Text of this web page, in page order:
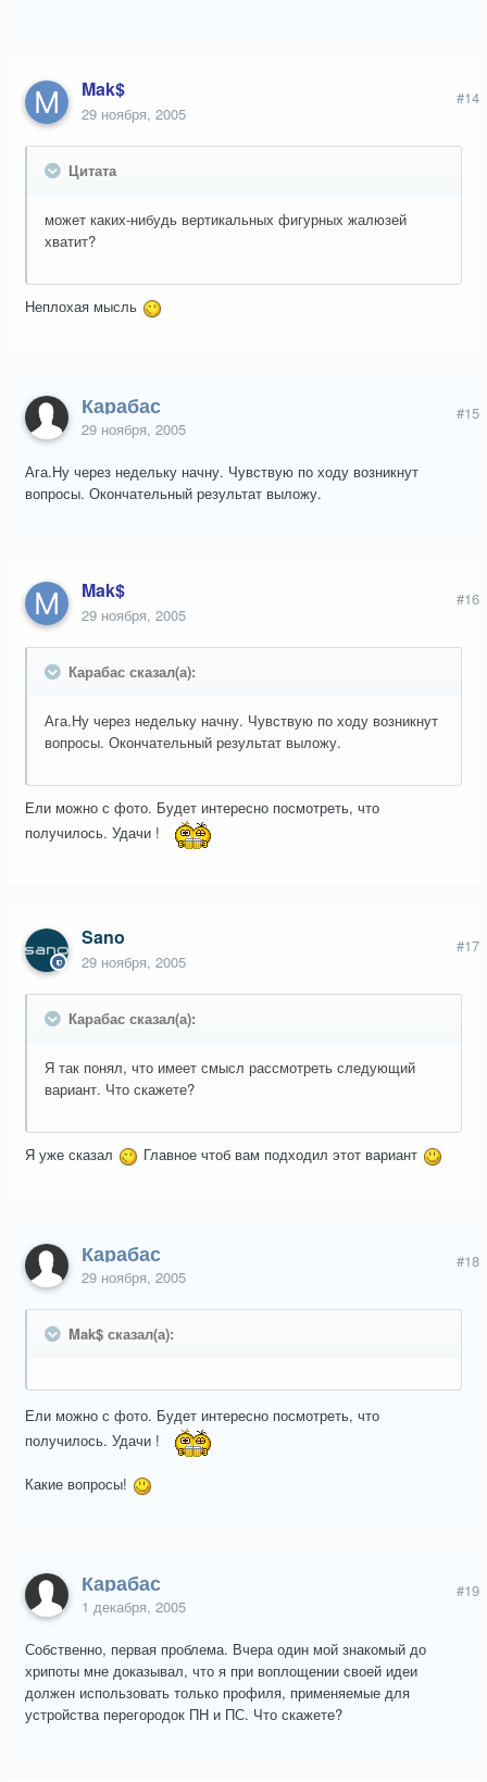
Mak$
29 ноября, 2005
#14
Цитата
может каких-нибудь вертикальных фигурных жалюзей
хватит?
Неплохая мысль
Карабас
29 ноября, 2005
#15
Ага.Ну через недельку начну. Чувствую по ходу возникнут
вопросы. Окончательный результат выложу.
Mak$
29 ноября, 2005
#16
Карабас сказал(а):
Ага.Ну через недельку начну. Чувствую по ходу возникнут
вопросы. Окончательный результат выложу.
Ели можно с фото. Будет интересно посмотреть, что
получилось. Удачи !
Sano
29 ноября, 2005
#17
Карабас сказал(а):
Я так понял, что имеет смысл рассмотреть следующий
вариант. Что скажете?
Я уже сказал Главное чтоб вам подходил этот вариант
Карабас
29 ноября, 2005
#18
Mak$ сказал(а):
Ели можно с фото. Будет интересно посмотреть, что
получилось. Удачи !
Какие вопросы!
Карабас
1 декабря, 2005
#19
Собственно, первая проблема. Вчера один мой знакомый до
хрипоты мне доказывал, что я при воплощении своей идеи
должен использовать только профиля, применяемые для
устройства перегородок ПН и ПС. Что скажете?